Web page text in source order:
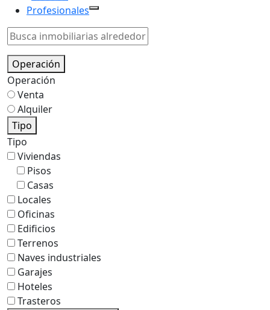
Profesionales
Operación
Operación
Venta
Alquiler
Tipo
Tipo
Viviendas
Pisos
Casas
Locales
Oficinas
Edificios
Terrenos
Naves industriales
Garajes
Hoteles
Trasteros